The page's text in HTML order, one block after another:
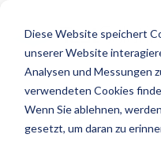
Diese Website speichert
unserer Website
Analysen und Messungen
verwendeten Cookies
Wenn Sie ablehnen,
gesetzt, um daran zu
main
content.Leistungen
Alle anzeigen
ISTQB Certified